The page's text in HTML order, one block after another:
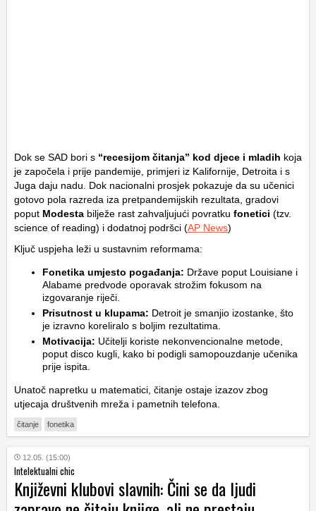
Dok se SAD bori s “recesijom čitanja” kod djece i mladih koja
je započela i prije pandemije, primjeri iz Kalifornije, Detroita i s
Juga daju nadu. Dok nacionalni prosjek pokazuje da su učenici
gotovo pola razreda iza pretpandemijskih rezultata, gradovi
poput Modesta bilježe rast zahvaljujući povratku fonetici (tzv.
science of reading) i dodatnoj podršci (AP News)
Ključ uspjeha leži u sustavnim reformama:
Fonetika umjesto pogađanja: Države poput Louisiane i
Alabame predvode oporavak strožim fokusom na
izgovaranje riječi.
Prisutnost u klupama: Detroit je smanjio izostanke, što
je izravno koreliralo s boljim rezultatima.
Motivacija: Učitelji koriste nekonvencionalne metode,
poput disco kugli, kako bi podigli samopouzdanje učenika
prije ispita.
Unatoč napretku u matematici, čitanje ostaje izazov zbog
utjecaja društvenih mreža i pametnih telefona.
čitanje fonetika
12.05. (15:00)
Intelektualni chic
Književni klubovi slavnih: Čini se da ljudi